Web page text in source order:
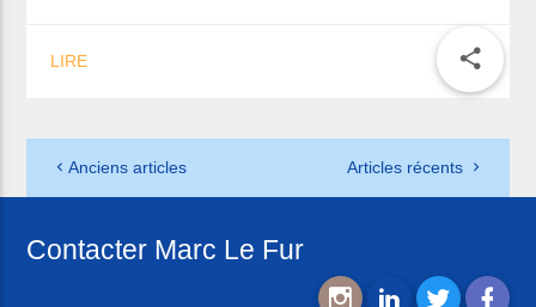
LIRE share
Anciens articles Articles récents
Contacter Marc Le Fur